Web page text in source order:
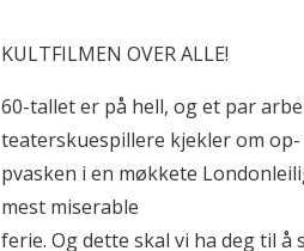
KULTFILMEN OVER ALLE!
60-tallet er på hell, og et par
teaterskuespillere kjekler om op-
pvasken i en møkkete
mest miserable
ferie. Og dette skal vi ha deg til å